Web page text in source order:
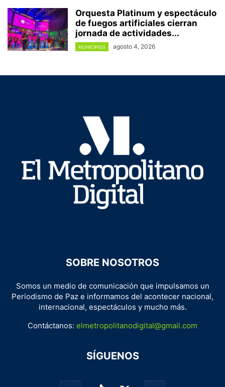
Orquesta Platinum y espectáculo
de fuegos artificiales cierran
jornada de actividades...
MUNICIPIOS agosto 4, 2026
SOBRE NOSOTROS
Somos un medio de comunicación que impulsamos un
Periodismo de Paz e informamos del acontecer nacional,
internacional, espectáculos y mucho más.
Contáctanos: elmetropolitanodigital@gmail.com
SÍGUENOS